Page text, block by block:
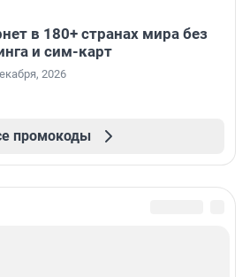
в 180+ странах мира без
и сим-карт
2026
промокоды